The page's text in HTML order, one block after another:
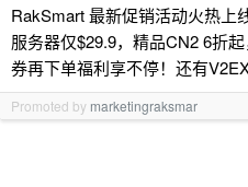
RakSmart 最新促销活动火热上
服务器仅$29.9，精品CN2 6折
券再下单福利享不停！还有
Promoted by marketingraksmar